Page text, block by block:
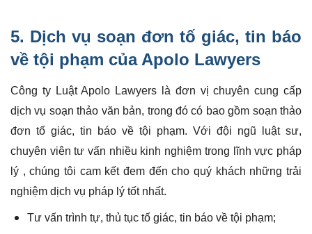
5. Dịch vụ soạn đơn tố giác, tin báo
về tội phạm của Apolo Lawyers
Công ty Luật Apolo Lawyers là đơn vị chuyên cung cấp
dịch vụ soạn thảo văn bản, trong đó có bao gồm soạn thảo
đơn tố giác, tin báo về tội phạm. Với đội ngũ luật sư,
chuyên viên tư vấn nhiều kinh nghiệm trong lĩnh vực pháp
lý , chúng tôi cam kết đem đến cho quý khách những trải
nghiệm dịch vụ pháp lý tốt nhất.
Tư vấn trình tự, thủ tục tố giác, tin báo về tội phạm;